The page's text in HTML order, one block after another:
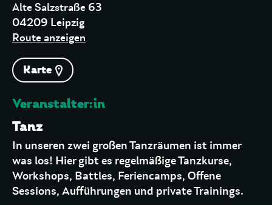
Alte Salzstraße 63
04209 Leipzig
Route anzeigen
Karte
Veranstalter:in
Tanz
In unseren zwei großen Tanzräumen ist immer
was los! Hier gibt es regelmäßige Tanzkurse,
Workshops, Battles, Feriencamps, Offene
Sessions, Aufführungen und private Trainings.